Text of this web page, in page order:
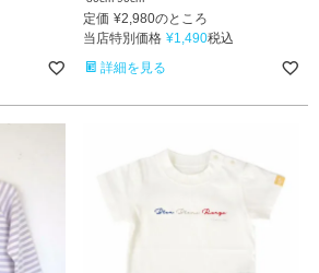
定価 ¥2,980のところ
当店特別価格 ¥1,490税込
詳細を見る